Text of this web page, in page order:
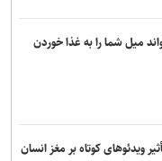
شدید پایتخت اوکراین
نجیب ایران است/ حتی
بیانیه مشترک در مرحله
میل شما را به غذا خوردن
ویدئو‌های کوتاه بر مغز انسان